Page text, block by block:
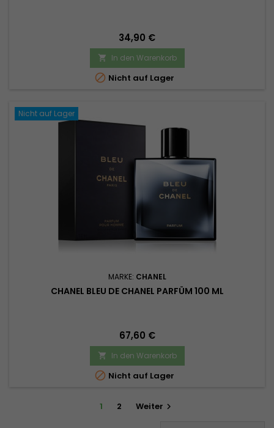
Preis
34,90 €
 In den Warenkorb
 Nicht auf Lager
Nicht auf Lager
MARKE: CHANEL
CHANEL BLEU DE CHANEL PARFÜM 100 ML
Preis
67,60 €
 In den Warenkorb
 Nicht auf Lager
1 2 Weiter 